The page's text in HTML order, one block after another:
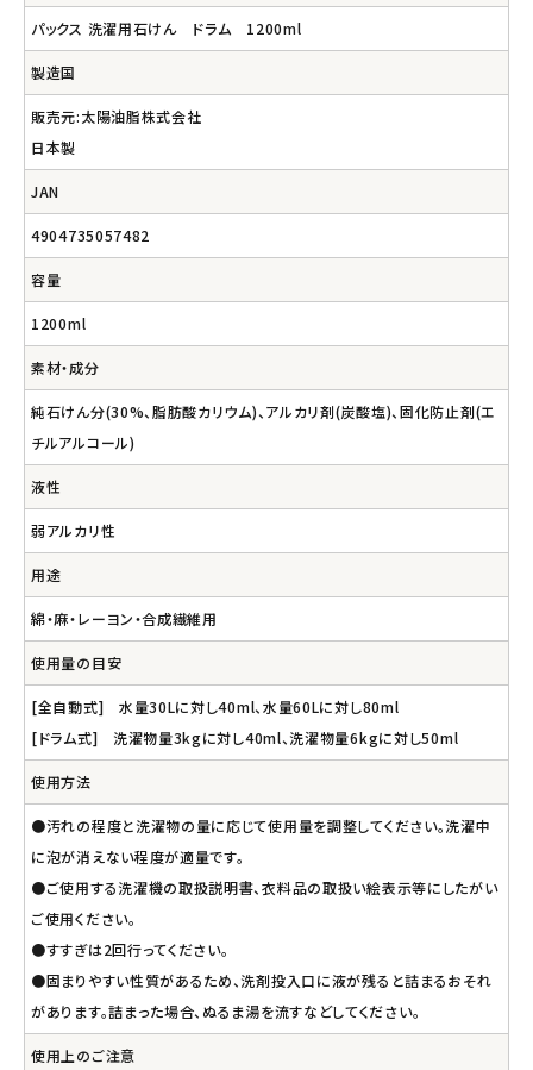
パックス 洗濯用石けん ドラム 1200ml
製造国
販売元:太陽油脂株式会社
日本製
JAN
4904735057482
容量
1200ml
素材・成分
純石けん分(30%、脂肪酸カリウム)、アルカリ剤(炭酸塩)、固化防止剤(エ
チルアルコール)
液性
弱アルカリ性
用途
綿・麻・レーヨン・合成繊維用
使用量の目安
[全自動式] 水量30Lに対し40ml、水量60Lに対し80ml
[ドラム式] 洗濯物量3kgに対し40ml、洗濯物量6kgに対し50ml
使用方法
●汚れの程度と洗濯物の量に応じて使用量を調整してください。洗濯中
に泡が消えない程度が適量です。
●ご使用する洗濯機の取扱説明書、衣料品の取扱い絵表示等にしたがい
ご使用ください。
●すすぎは2回行ってください。
●固まりやすい性質があるため、洗剤投入口に液が残ると詰まるおそれ
があります。詰まった場合、ぬるま湯を流すなどしてください。
使用上のご注意